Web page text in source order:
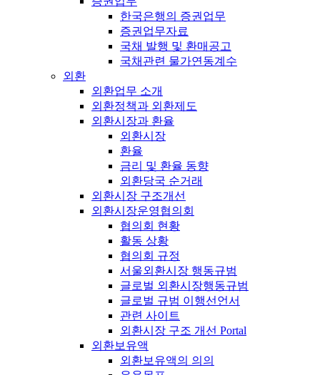
한국은행의 증권업무
증권업무자료
국채 발행 및 환매공고
국채관련 물가연동계수
외환
외환업무 소개
외환정책과 외환제도
외환시장과 환율
외환시장
환율
금리 및 환율 동향
외환당국 순거래
외환시장 구조개선
외환시장운영협의회
협의회 현황
활동 상황
협의회 규정
서울외환시장 행동규범
글로벌 외환시장행동규범
글로벌 규범 이행선언서
관련 사이트
외환시장 구조 개선 Portal
외환보유액
외환보유액의 의의